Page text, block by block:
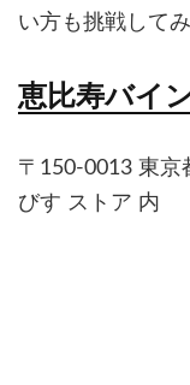
い方も挑戦して
恵比寿バイ
〒150-0013 東京
びす ストア 内